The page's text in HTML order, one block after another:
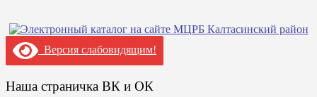
Версия слабовидящим!
Наша страничка ВК и ОК